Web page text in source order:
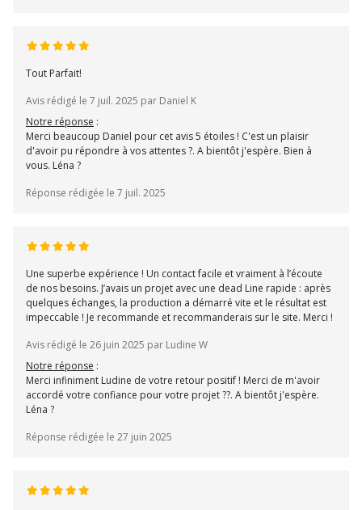
Tout Parfait!
Avis rédigé le 7 juil. 2025 par Daniel K
Notre réponse :
Merci beaucoup Daniel pour cet avis 5 étoiles ! C'est un plaisir
d'avoir pu répondre à vos attentes ?. A bientôt j'espère. Bien à
vous. Léna ?
Réponse rédigée le 7 juil. 2025
Une superbe expérience ! Un contact facile et vraiment à l’écoute
de nos besoins. J’avais un projet avec une dead Line rapide : après
quelques échanges, la production a démarré vite et le résultat est
impeccable ! Je recommande et recommanderais sur le site. Merci !
Avis rédigé le 26 juin 2025 par Ludine W
Notre réponse :
Merci infiniment Ludine de votre retour positif ! Merci de m'avoir
accordé votre confiance pour votre projet ??. A bientôt j'espère.
Léna ?
Réponse rédigée le 27 juin 2025